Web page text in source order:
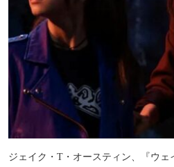
ジェイク・T・オースティン、『ウェ